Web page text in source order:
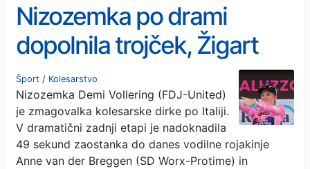
Nizozemka po drami
dopolnila trojček, Žigart
trdno med deseterico
Šport / Kolesarstvo
Nizozemka Demi Vollering (FDJ-United)
je zmagovalka kolesarske dirke po Italiji.
V dramatični zadnji etapi je nadoknadila
49 sekund zaostanka do danes vodilne rojakinje
Anne van der Breggen (SD Worx-Protime) in